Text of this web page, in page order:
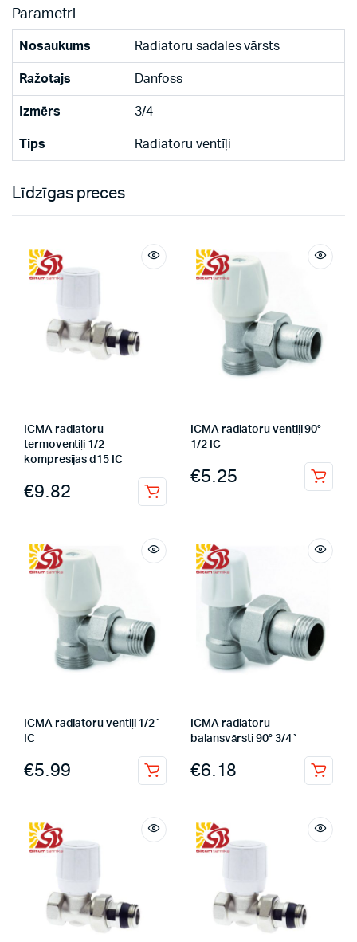
Parametri
Nosaukums Radiatoru sadales vārsts
Ražotajs Danfoss
Izmērs 3/4
Tips Radiatoru ventīļi
Līdzīgas preces
ICMA radiatoru
termoventiļi 1/2
kompresijas d15 IC
€9.82
ICMA radiatoru ventiļi 90°
1/2 IC
€5.25
ICMA radiatoru ventiļi 1/2`
IC
€5.99
ICMA radiatoru
balansvārsti 90° 3/4`
€6.18